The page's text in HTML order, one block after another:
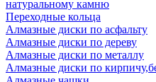
натуральному камню
Переходные кольца
Алмазные диски по асфальту
Алмазные диски по дереву
Алмазные диски по металлу
Алмазные диски по